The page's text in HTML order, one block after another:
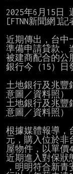
2025年6月15日
[FTNN新聞網]
近期傳出，台中
準備申請貸款、
被建商配合的公
銀行今（15）日
土地銀行及兆豐
意圖／資料照）
土地銀行及兆豐
意圖／資料照）
根據媒體報導，
元，購入位於非
屋物件，以單價
近期進入對保狀
，明明符合新